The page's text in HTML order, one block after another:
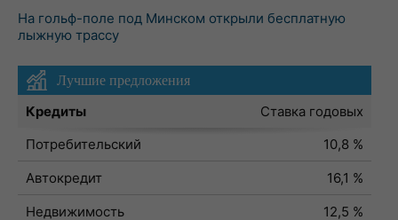
На гольф-поле под Минском открыли бесплатную
лыжную трассу
Лучшие предложения
Кредиты
Ставка годовых
Потребительский
10,8 %
Автокредит
16,1 %
Недвижимость
12,5 %